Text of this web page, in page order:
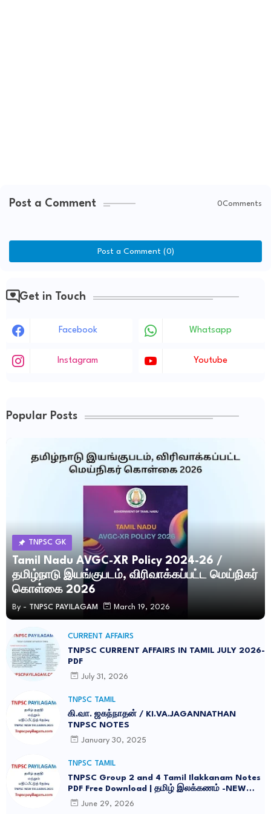
Post a Comment 0Comments
Post a Comment (0)
Get in Touch
Facebook Whatsapp
Instagram Youtube
Popular Posts
TNPSC GK
Tamil Nadu AVGC-XR Policy 2024-26 /
தமிழ்நாடு இயங்குபடம், விரிவாக்கப்பட்ட மெய்நிகர்
கொள்கை 2026
By - TNPSC PAYILAGAM March 19, 2026
CURRENT AFFAIRS
TNPSC CURRENT AFFAIRS IN TAMIL JULY 2026-
PDF
July 31, 2026
TNPSC TAMIL
கி.வா. ஜகந்நாதன் / KI.VA.JAGANNATHAN
TNPSC NOTES
January 30, 2025
TNPSC TAMIL
TNPSC Group 2 and 4 Tamil Ilakkanam Notes
PDF Free Download | தமிழ் இலக்கணம் -NEW
SYLLABUS UPDATED -2026
June 29, 2026